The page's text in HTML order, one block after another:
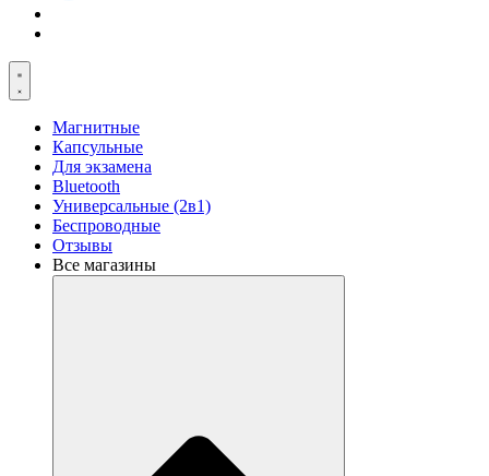
Магнитные
Капсульные
Для экзамена
Bluetooth
Универсальные (2в1)
Беспроводные
Отзывы
Все магазины